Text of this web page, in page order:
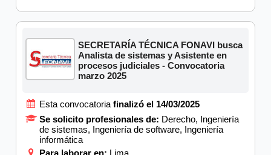
SECRETARÍA TÉCNICA FONAVI busca
Analista de sistemas y Asistente en
procesos judiciales - Convocatoria
marzo 2025
Esta convocatoria finalizó el 14/03/2025
Se solicito profesionales de: Derecho, Ingeniería
de sistemas, Ingeniería de software, Ingeniería
informática
Para laborar en: Lima